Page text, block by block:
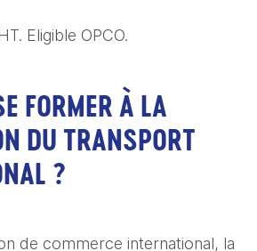
Eligible OPCO.
FORMER À LA
DU TRANSPORT
?
de commerce international, la